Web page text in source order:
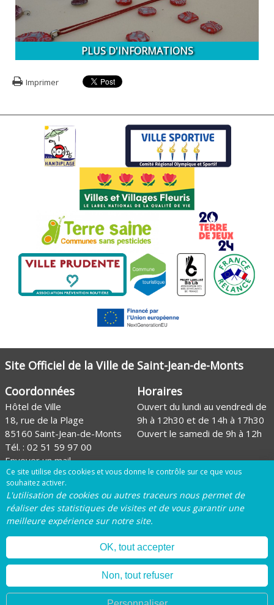
PLUS D'INFORMATIONS
Imprimer
Site Officiel de la Ville de Saint-Jean-de-Monts
Coordonnées
Hôtel de Ville
18, rue de la Plage
85160 Saint-Jean-de-Monts
Tél. : 02 51 59 97 00
Envoyer un mail
Horaires
Ouvert du lundi au vendredi de
9h à 12h30 et de 14h à 17h30
Ouvert le samedi de 9h à 12h
Site de l'Office de tourisme
Page Facebook de la Ville
Page Instagram de la Ville
Mentions légales Plan du site
Gestion des
Ce site utilise des cookies et vous donne le contrôle sur ce que vous
souhaitez activer.
L'utilisation de cookies ou autres traceurs nous permet de
réaliser des statistiques de visites et de vous garantir une
meilleure expérience sur notre site.
OK, tout accepter
Non, tout refuser